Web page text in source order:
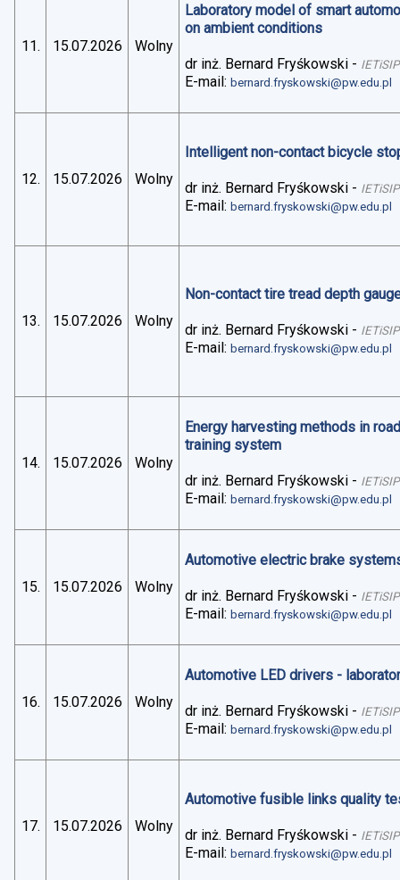
11. 15.07.2026 Wolny
Laboratory model of smart
on ambient conditions
dr inż. Bernard Fryśkowski - IETiSIP
E-mail:bernard.fryskowski@pw.edu.pl
12. 15.07.2026 Wolny
Intelligent non-contact bicycle
dr inż. Bernard Fryśkowski - IETiSIP
E-mail:bernard.fryskowski@pw.edu.pl
13. 15.07.2026 Wolny
Non-contact tire tread depth
dr inż. Bernard Fryśkowski - IETiSIP
E-mail:bernard.fryskowski@pw.edu.pl
14. 15.07.2026 Wolny
Energy harvesting methods in
training system
dr inż. Bernard Fryśkowski - IETiSIP
E-mail:bernard.fryskowski@pw.edu.pl
15. 15.07.2026 Wolny
Automotive electric brake
dr inż. Bernard Fryśkowski - IETiSIP
E-mail:bernard.fryskowski@pw.edu.pl
16. 15.07.2026 Wolny
Automotive LED drivers -
dr inż. Bernard Fryśkowski - IETiSIP
E-mail:bernard.fryskowski@pw.edu.pl
17. 15.07.2026 Wolny
Automotive fusible links quality
dr inż. Bernard Fryśkowski - IETiSIP
E-mail:bernard.fryskowski@pw.edu.pl